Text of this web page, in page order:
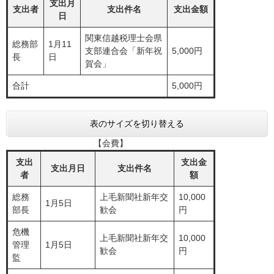
支出者
支出月
日
支出件名 支出金額
総務部
長
1月11
日
関東信越税理士会県
支部連合会「新年祝
賀会」
5,000円
合計 5,000円
表のサイズを切り替える
【会費】
支出
者
支出月日 支出件名
支出金
額
総務
部長
1月5日
上毛新聞社新年交
歓会
10,000
円
危機
管理
監
1月5日
上毛新聞社新年交
歓会
10,000
円